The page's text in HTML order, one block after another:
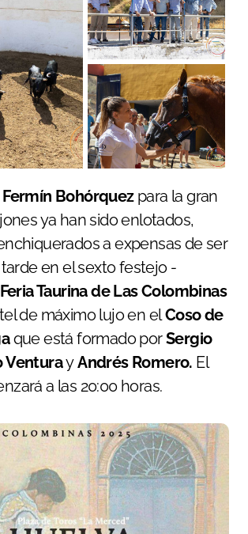
Fermín Bohórquez para la gran
ya han sido enlotados,
a expensas de ser
en el sexto festejo -
Feria Taurina de Las Colombinas
de máximo lujo en elCoso de
que está formado porSergio
VenturayAndrés Romero. El
a las 20:00 horas.